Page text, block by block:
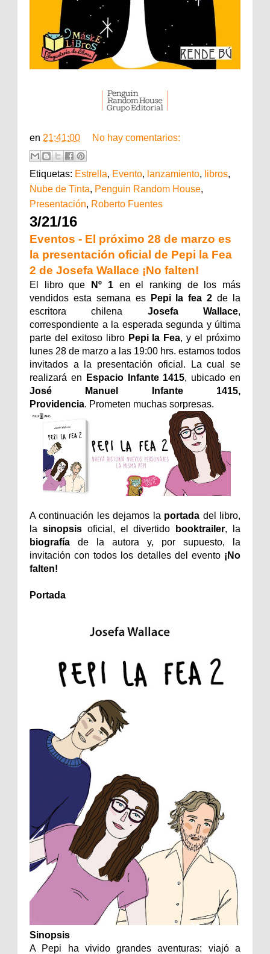
en 21:41:00 No hay comentarios:
Etiquetas: Estrella, Evento, lanzamiento, libros,
Nube de Tinta, Penguin Random House,
Presentación, Roberto Fuentes
3/21/16
Eventos - El próximo 28 de marzo es
la presentación oficial de Pepi la Fea
2 de Josefa Wallace ¡No falten!
El libro que Nº 1en el ranking de los más
vendidos esta semana es
Pepi la fea 2 de la
escritora chilena Josefa Wallace,
correspondiente a la esperada segunda y última
parte del exitoso libro Pepi la Fea, y el próximo
lunes 28 de marzo a las 19:00 hrs. estamos todos
invitados a la presentación oficial. La cual se
realizará en
Espacio Infante 1415, ubicado en
José Manuel Infante 1415,
Providencia. Prometen muchas sorpresas.
A continuación les dejamos la portada del libro,
la sinopsis oficial, el divertido booktrailer, la
biografía de la autora y, por supuesto, la
invitación con todos los detalles del evento ¡No
falten!
Portada
Sinopsis
A Pepi ha vivido grandes aventuras: viajó a